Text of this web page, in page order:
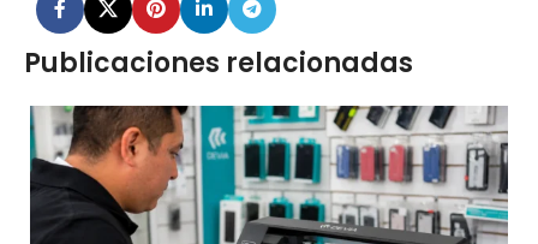
Publicaciones relacionadas